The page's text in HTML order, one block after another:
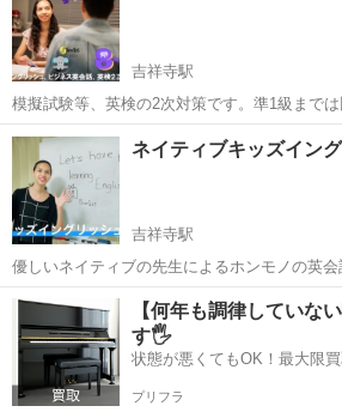
のネイティブ（日本に多くいらっしゃ...
吉祥寺駅
模擬試験等、英検の2次対策です。準1級まで
すが、面接そのものにあまり慣れていないお
は、本番緊張してモジモジしてしまうことを
ておくのが重要です。準1級まででも、...
東京 武蔵野市 吉祥寺駅 英検
ネイティブキッズイン
吉祥寺駅
優しいネイティブの先生によるホンモノの英
か？場所、時間、レッスン内容はご相談に応
能です。まずは、お気軽にお問い合せ下さい
ックスや中高生の英検2次対策等。 講師...
東京 武蔵野市 吉祥寺駅 英会話
【何年も調律していな
す🖐️
状態が悪くてもOK！最大限
プリフラ